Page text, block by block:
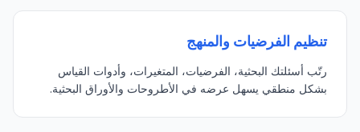
تنظيم الفرضيات والمنهج
رتّب أسئلتك البحثية، الفرضيات، المتغيرات، وأدوات القياس
بشكل منطقي يسهل عرضه في الأطروحات والأوراق البحثية.